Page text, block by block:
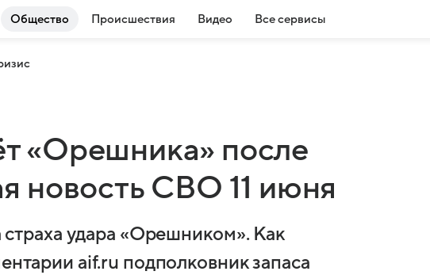
Общество Происшествия Видео Все сервисы
«Орешника» после
новость СВО 11 июня
страха удара «Орешником». Как
aif.ru подполковник запаса